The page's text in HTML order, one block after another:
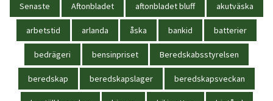
Senaste Aftonbladet aftonbladet bluff akutväska
arbetstid arlanda åska bankid batterier
bedrägeri bensinpriset Beredskabsstyrelsen
beredskap beredskapslager beredskapsveckan